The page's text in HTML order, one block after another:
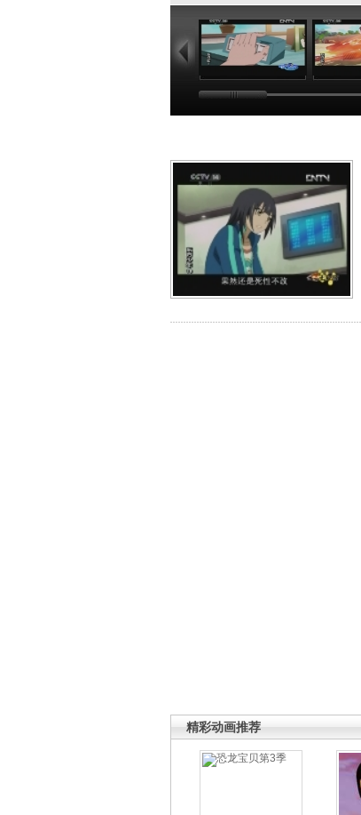
19:18
精彩动画推荐